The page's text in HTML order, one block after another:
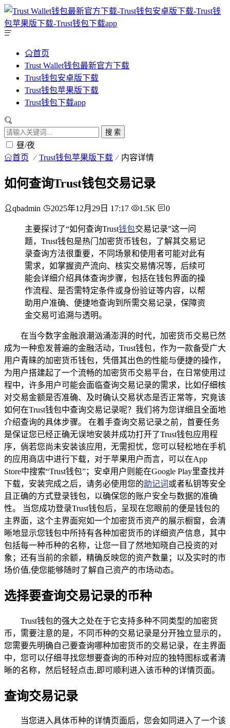
首页
Trust Wallet钱包最新官方下载
Trust钱包安卓版下载
Trust钱包苹果版下载
Trust钱包下载app
搜 索
昼/夜
首页 Trust钱包苹果版下载 内容详情
如何查询Trust钱包交易记录
qbadmin 2025年12月29日 17:17 1.5K 0
主要探讨了“如何查询Trust钱包交易记录”这一问
题，Trust钱包是热门加密货币钱包，了解其交易记
录查询方法很重要，不同场景和使用者可能对此有
需求，如掌握资产流向、核实交易情况等，后续可
能会详细介绍具体查询步骤，包括在钱包界面的操
作流程、是否需特定条件或身份验证等内容，以帮
助用户准确、便捷地查询到所需交易记录，保障资
金交易可追溯与透明。
在当今数字金融浪潮汹涌澎湃的时代，加密货币交易已然
成为一种愈发普遍的金融活动，Trust钱包，作为一款备受广大
用户青睐的加密货币钱包，凭借其出色的性能与便捷的操作，
为用户搭建起了一个流畅的加密货币交易平台，在日常使用过
程中，许多用户可能会面临查询交易记录的需求，比如仔细核
对交易金额是否准确、及时确认交易状态是否正常等，究竟该
如何在Trust钱包中查询交易记录呢？我们将为您详细且全面地
介绍查询的具体步骤。 在着手查询交易记录之前，首要任务
是保证您已经正确无误地安装并成功打开了Trust钱包应用程
序，倘若您尚未安装该应用，无需担忧，您可以轻松地在手机
的应用商店中进行下载，对于苹果用户而言，可以在App
Store中搜索“Trust钱包”；安卓用户则能在Google Play里查找并
下载，安装完成之后，请务必使用您的助记词 或者私钥等安全
且正确的方式登录钱包，以确保您的账户安全与数据的准确
性。 当您成功登录Trust钱包后，呈现在您眼前的便是钱包的
主界面，这个主界面宛如一个加密货币资产的展示橱窗，会清
晰地显示您钱包中所持有各种加密货币的详细资产信息，其中
包括每一种币种的名称，让您一目了然地知晓自己投资的对
象；还有当前的余额，精确反映您的资产数量；以及实时的市
场价值,使您能够随时了解自己资产的市场动态。
选择要查询交易记录的币种
Trust钱包的强大之处在于它支持多种不同类型的加密货
币，需要注意的是，不同币种的交易记录是分开独立显示的，
您需要先明确自己要查询哪种加密货币的交易记录，在主界面
中，您可以仔细寻找您想要查询的币种对应的独特图标或者清
晰的名称，然后轻轻点击,即可顺利进入该币种的详情页面。
查询交易记录
当您进入具体币种的详情页面后，您会如同进入了一个该